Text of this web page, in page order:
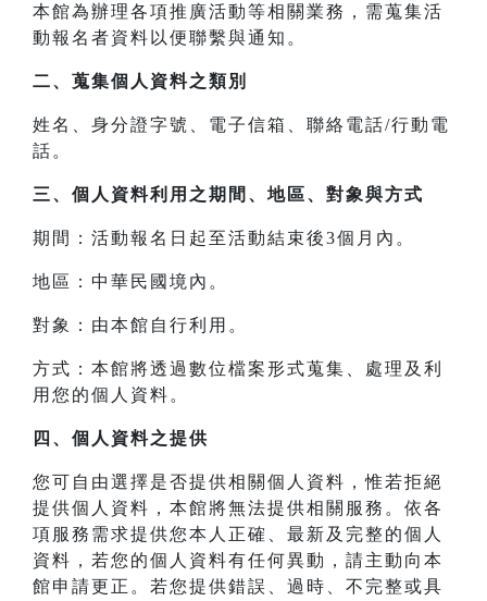
本館為辦理各項推廣活動等相關業務，需蒐集活
動報名者資料以便聯繫與通知。
二、 蒐集個人資料之類別
姓名、身分證字號、電子信箱、聯絡電話/行動電
話。
三、 個人資料利用之期間、地區、對象與方式
期間：活動報名日起至活動結束後3個月內。
地區：中華民國境內。
對象：由本館自行利用。
方式：本館將透過數位檔案形式蒐集、處理及利
用您的個人資料。
四、 個人資料之提供
您可自由選擇是否提供相關個人資料，惟若拒絕
提供個人資料，本館將無法提供相關服務。依各
項服務需求提供您本人正確、最新及完整的個人
資料，若您的個人資料有任何異動，請主動向本
館申請更正。若您提供錯誤、過時、不完整或具